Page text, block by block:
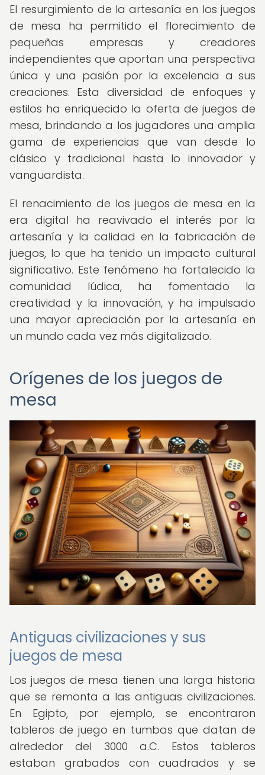
El resurgimiento de la artesanía en los juegos
de mesa ha permitido el florecimiento de
pequeñas empresas y creadores
independientes que aportan una perspectiva
única y una pasión por la excelencia a sus
creaciones. Esta diversidad de enfoques y
estilos ha enriquecido la oferta de juegos de
mesa, brindando a los jugadores una amplia
gama de experiencias que van desde lo
clásico y tradicional hasta lo innovador y
vanguardista.
El renacimiento de los juegos de mesa en la
era digital ha reavivado el interés por la
artesanía y la calidad en la fabricación de
juegos, lo que ha tenido un impacto cultural
significativo. Este fenómeno ha fortalecido la
comunidad lúdica, ha fomentado la
creatividad y la innovación, y ha impulsado
una mayor apreciación por la artesanía en
un mundo cada vez más digitalizado.
Orígenes de los juegos de
mesa
Antiguas civilizaciones y sus
juegos de mesa
Los juegos de mesa tienen una larga historia
que se remonta a las antiguas civilizaciones.
En Egipto, por ejemplo, se encontraron
tableros de juego en tumbas que datan de
alrededor del 3000 a.C. Estos tableros
estaban grabados con cuadrados y se